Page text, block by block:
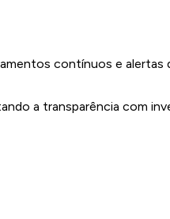
contínuos e alertas
a transparência com